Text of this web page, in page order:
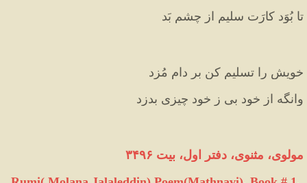
تا بُوَد کارَت سلیم از چشمِ بَد
خویش را تسلیم کن بر دامِ مُزد
وانگه از خود بی ز خود چیزی بدزد
مولوی، مثنوی، دفتر اول، بیت ۳۴۹۶